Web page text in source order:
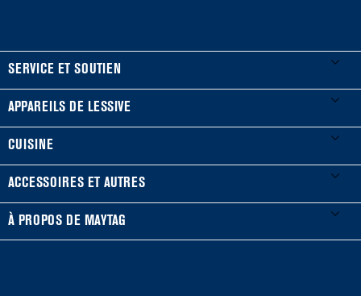
FOOTER
SERVICE ET SOUTIEN
Mes électroménagers
Enregistrer un produit
Guides et documentation
Planifier une installation
APPAREILS DE LESSIVE
Laveuses et sécheuses
Laveuses à chargement frontal
Laveuses à chargement vertical
Sécheuses au gaz
CUISINE
Réfrigérateurs
Portes françaises
ACCESSOIRES ET AUTRES
Accessoires
À PROPOS DE MAYTAG